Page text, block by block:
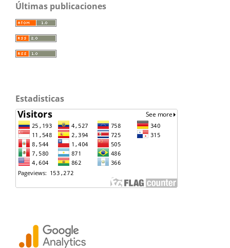
Últimas publicaciones
Estadisticas